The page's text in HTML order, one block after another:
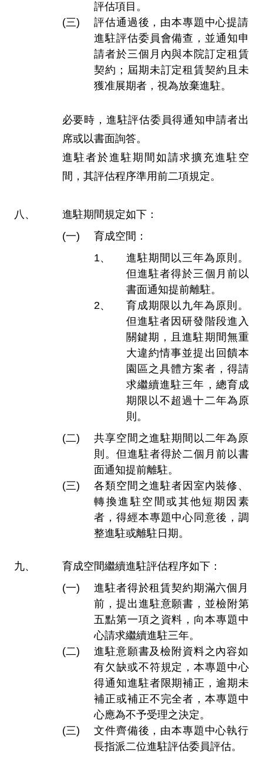
評估項目。
評估通過後，由本專題中心提請
進駐評估委員會備查，並通知申
請者於三個月內與本院訂定租賃
契約；屆期未訂定租賃契約且未
獲准展期者，視為放棄進駐。
必要時，進駐評估委員得通知申請者出
席或以書面詢答。
進駐者於進駐期間如請求擴充進駐空
間，其評估程序準用前二項規定。
進駐期間規定如下：
育成空間：
進駐期間以三年為原則。
但進駐者得於三個月前以
書面通知提前離駐。
育成期限以九年為原則。
但進駐者因研發階段進入
關鍵期，且進駐期間無重
大違約情事並提出回饋本
園區之具體方案者，得請
求繼續進駐三年，總育成
期限以不超過十二年為原
則。
共享空間之進駐期間以二年為原
則。但進駐者得於二個月前以書
面通知提前離駐。
各類空間之進駐者因室內裝修、
轉換進駐空間或其他短期因素
者，得經本專題中心同意後，調
整進駐或離駐日期。
育成空間繼續進駐評估程序如下：
進駐者得於租賃契約期滿六個月
前，提出進駐意願書，並檢附第
五點第一項之資料，向本專題中
心請求繼續進駐三年。
進駐意願書及檢附資料之內容如
有欠缺或不符規定，本專題中心
得通知進駐者限期補正，逾期未
補正或補正不完全者，本專題中
心應為不予受理之決定。
文件齊備後，由本專題中心執行
長指派二位進駐評估委員評估。